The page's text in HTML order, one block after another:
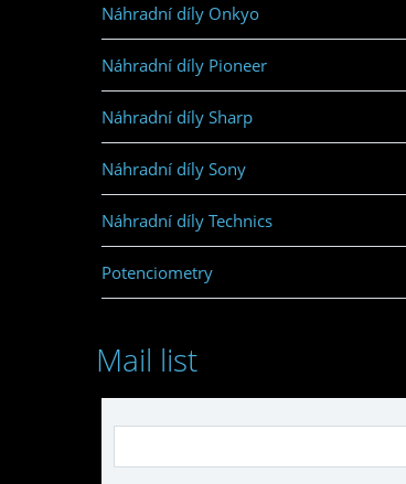
Náhradní díly Onkyo
Náhradní díly Pioneer
Náhradní díly Sharp
Náhradní díly Sony
Náhradní díly Technics
Potenciometry
Mail list